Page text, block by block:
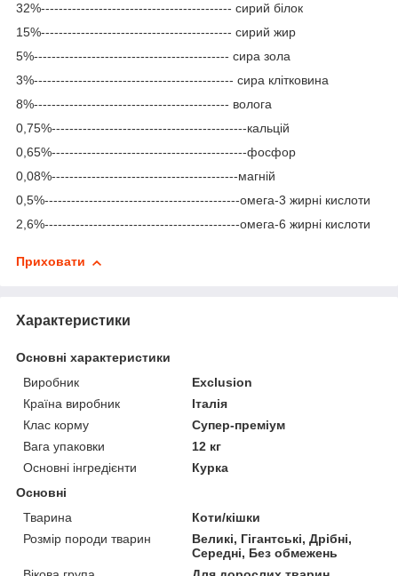
32%------------------------------------------- сирий білок
15%------------------------------------------- сирий жир
5%-------------------------------------------- сира зола
3%--------------------------------------------- сира клітковина
8%-------------------------------------------- волога
0,75%--------------------------------------------кальцій
0,65%--------------------------------------------фосфор
0,08%------------------------------------------магній
0,5%--------------------------------------------омега-3 жирні кислоти
2,6%--------------------------------------------омега-6 жирні кислоти
Приховати
Характеристики
Основні характеристики
Виробник
Exclusion
Країна виробник
Італія
Клас корму
Супер-преміум
Вага упаковки
12 кг
Основні інгредієнти
Курка
Основні
Тварина
Коти/кішки
Розмір породи тварин
Великі, Гігантські, Дрібні,
Середні, Без обмежень